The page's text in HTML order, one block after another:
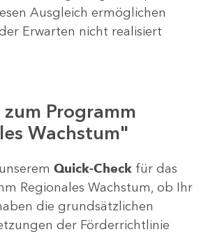
Ausgleich ermöglichen
Erwarten nicht realisiert
Programm
Wachstum"
Quick-Check für das
Regionales Wachstum, ob Ihr
die grundsätzlichen
der Förderrichtlinie